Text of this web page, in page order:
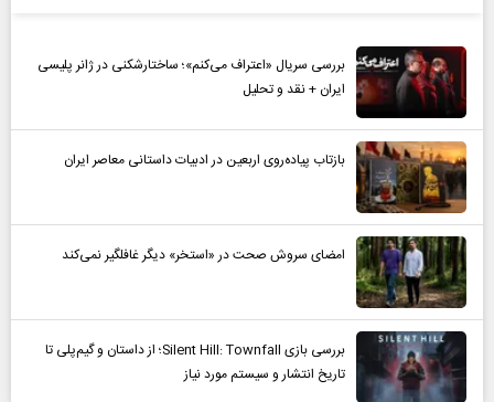
بررسی سریال «اعتراف می‌کنم»؛ ساختارشکنی در ژانر پلیسی
ایران + نقد و تحلیل
بازتاب پیاده‌روی اربعین در ادبیات داستانی معاصر ایران
امضای سروش صحت در «استخر» دیگر غافلگیر نمی‌کند
بررسی بازی Silent Hill: Townfall؛ از داستان و گیم‌پلی تا
تاریخ انتشار و سیستم مورد نیاز